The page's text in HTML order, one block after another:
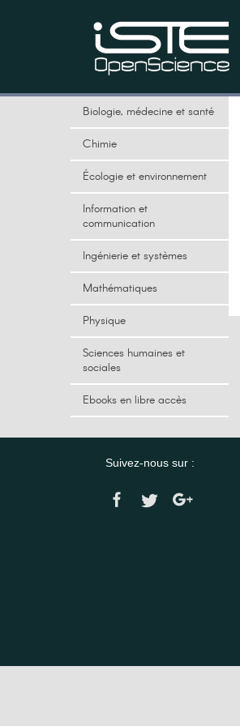
Biologie, médecine et santé
Chimie
Écologie et environnement
Information et
communication
Ingénierie et systèmes
Mathématiques
Physique
Sciences humaines et
sociales
Ebooks en libre accès
Suivez-nous sur :